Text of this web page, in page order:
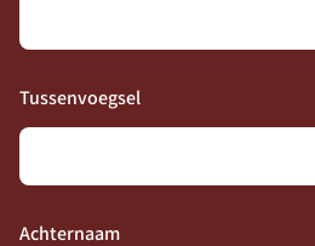
Tussenvoegsel
Achternaam